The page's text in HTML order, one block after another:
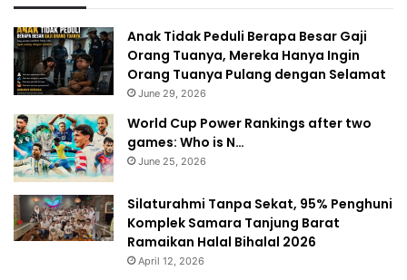
Anak Tidak Peduli Berapa Besar Gaji
Orang Tuanya, Mereka Hanya Ingin
Orang Tuanya Pulang dengan Selamat
June 29, 2026
World Cup Power Rankings after two
games: Who is N…
June 25, 2026
Silaturahmi Tanpa Sekat, 95% Penghuni
Komplek Samara Tanjung Barat
Ramaikan Halal Bihalal 2026
April 12, 2026